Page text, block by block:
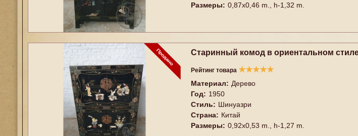
Размеры: 0,87x0,46 m., h-1,32 m.
Старинный комод в ориентальном стиле
Рейтинг товара ★★★★★
Материал: Дерево
Год: 1950
Стиль: Шинуазри
Страна: Китай
Размеры: 0,92x0,53 m., h-1,27 m.